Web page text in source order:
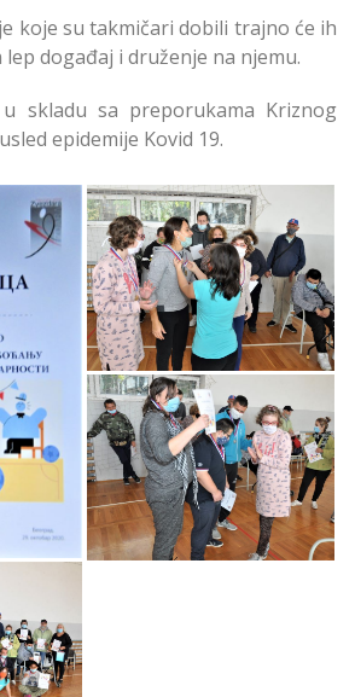
koje su takmičari dobili trajno će ih
događaj i druženje na njemu.
skladu sa preporukama Kriznog
epidemije Kovid 19.
u
SC
Inkluzivni turnir u
boćanju održan u SC
„Olimp - Zvezdara”
Inkluzivni turnir u
boćanju održan u SC
„Olimp - Zvezdara”
u
u SC